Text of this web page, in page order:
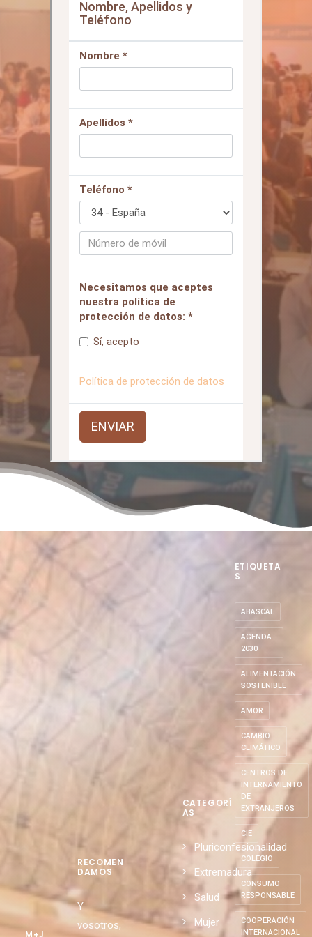
RECOMEN
DAMOS
CATEGORÍ
Pluriconfesionalidad
Extremadura
ETIQUETA
S
ABASCAL
AGENDA
2030
ALIMENTACIÓN
SOSTENIBLE
AMOR
CAMBIO
CLIMÁTICO
CENTROS DE
INTERNAMIENTO
DE
EXTRANJEROS
CIE
COLEGIO
CONSUMO